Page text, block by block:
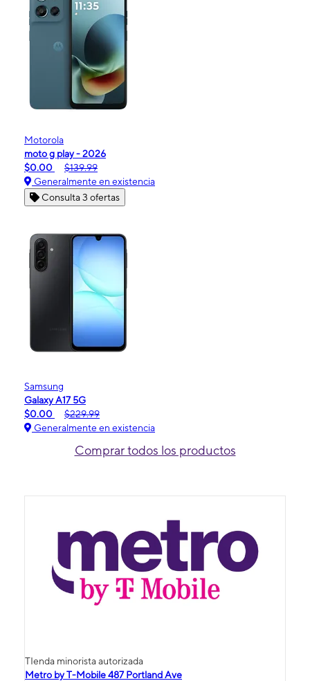
Motorola
moto g play - 2026
$0.00
$139.99
Generalmente en existencia
Consulta 3 ofertas
Samsung
Galaxy A17 5G
$0.00
$229.99
Generalmente en existencia
Comprar todos los productos
TIenda minorista autorizada
Metro by T-Mobile 487 Portland Ave